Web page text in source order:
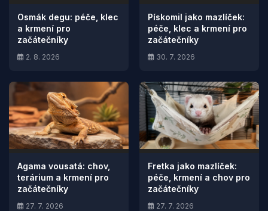
Osmák degu: péče, klec
a krmení pro
začátečníky
2. 8. 2026
Pískomil jako mazlíček:
péče, klec a krmení pro
začátečníky
30. 7. 2026
Agama vousatá: chov,
terárium a krmení pro
začátečníky
27. 7. 2026
Fretka jako mazlíček:
péče, krmení a chov pro
začátečníky
27. 7. 2026